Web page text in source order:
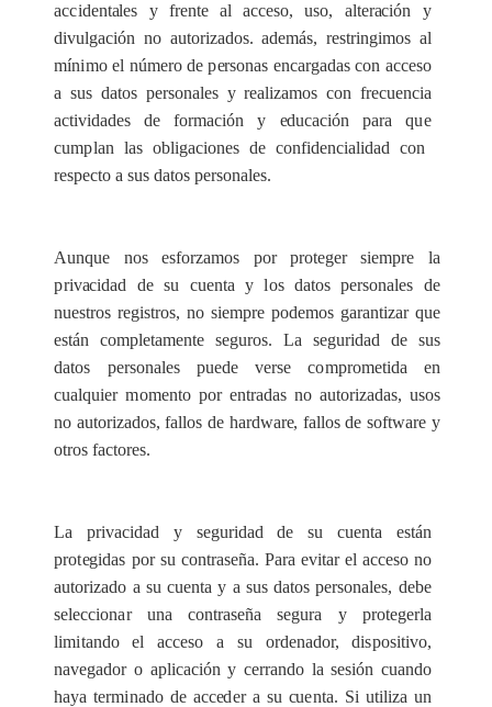
accidentales y frentealacceso, uso, alteración y
divulgación no autorizados. además,restringimos al
mínimo el número de personas encargadascon acceso
a sus datos personales yrealizamos con frecuencia
actividades de formación y educación para que
cumplan las obligaciones de confidencialidadcon
respecto a sus datos personales.
Aunque nosesforzamos por proteger siempre la
privacidad de su cuenta ylos datos personales de
nuestros registros, no siempre podemos garantizar que
estáncompletamente seguros. La seguridad de sus
datos personales puede verse comprometida en
cualquier momento porentradas no autorizadas, usos
no autorizados, fallos de hardware, fallos de software y
otrosfactores.
La privacidad y seguridad de sucuenta están
protegidas por su contraseña. Para evitar el acceso no
autorizado a sucuenta y a sus datos personales, debe
seleccionar una contraseña segura y protegerla
limitandoelacceso a su ordenador,dispositivo,
navegador o aplicación y cerrando la sesión cuando
haya terminado de acceder a su cuenta. Si utiliza un